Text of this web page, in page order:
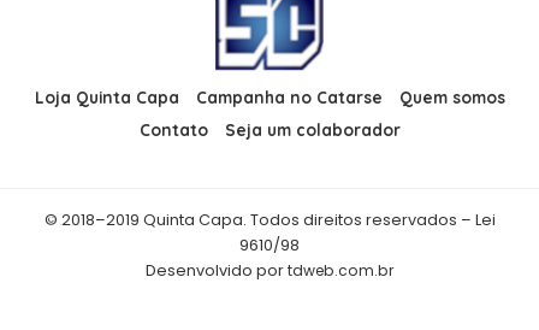
Loja Quinta Capa Campanha no Catarse
Quem somos
Contato
Seja um colaborador
© 2018–2019 Quinta Capa. Todos direitos reservados – Lei
9610/98
Desenvolvido portdweb.com.br